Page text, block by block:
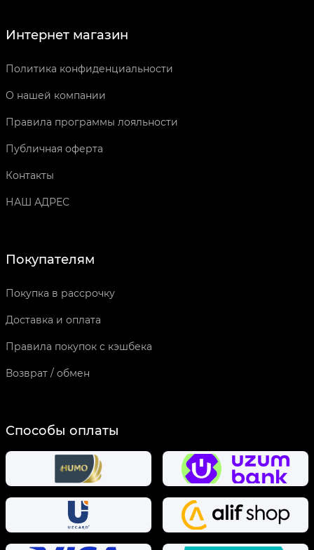
Интернет магазин
Политика конфиденциальности
О нашей компании
Правила программы лояльности
Публичная оферта
Контакты
НАШ АДРЕС
Покупателям
Покупка в рассрочку
Доставка и оплата
Правила покупок с кэшбека
Возврат / обмен
Способы оплаты